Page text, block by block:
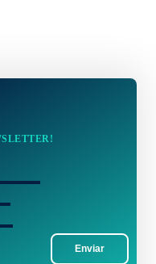
Enviar